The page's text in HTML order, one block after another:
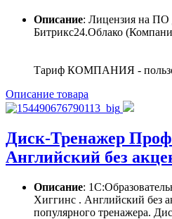
Описание: Лицензия на
Битрикс24.Облако
Тариф КОМПАНИЯ -
Описание товара
Диск-Тренажер
Английский без
Описание:
Хиггинс . Английский без
популярного тренажера.